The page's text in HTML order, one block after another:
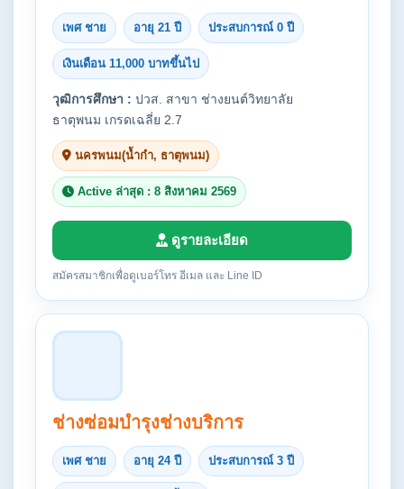
เพศ ชาย อายุ 21 ปี ประสบการณ์ 0 ปี
เงินเดือน 11,000 บาทขึ้นไป
วุฒิการศึกษา : ปวส. สาขา ช่างยนต์วิทยาลัย
ธาตุพนม เกรดเฉลี่ย 2.7
นครพนม(น้ำกำ, ธาตุพนม)
Active ล่าสุด : 8 สิงหาคม 2569
ดูรายละเอียด
สมัครสมาชิกเพื่อดูเบอร์โทร อีเมล และ Line ID
ช่างซ่อมบำรุงช่างบริการ
เพศ ชาย อายุ 24 ปี ประสบการณ์ 3 ปี